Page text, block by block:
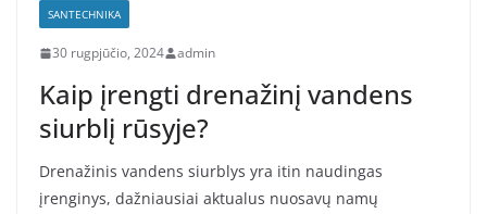
SANTECHNIKA
30 rugpjūčio, 2024 admin
Kaip įrengti drenažinį vandens
siurblį rūsyje?
Drenažinis vandens siurblys yra itin naudingas
įrenginys, dažniausiai aktualus nuosavų namų